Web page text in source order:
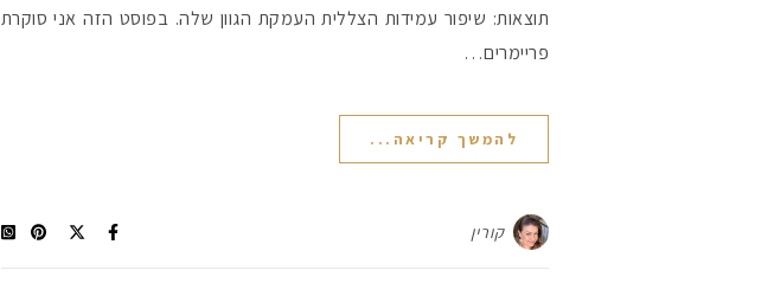
תוצאות: שיפור עמידות הצללית העמקת הגוון שלה. בפוסט הזה אני סוקרת
פריימרים…
להמשך קריאה...
קורין